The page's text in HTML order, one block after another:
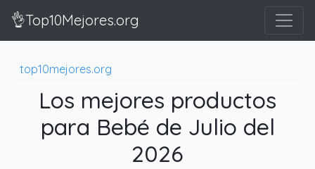
👌Top10Mejores.org
top10mejores.org
Los mejores productos
para Bebé de Julio del
2026